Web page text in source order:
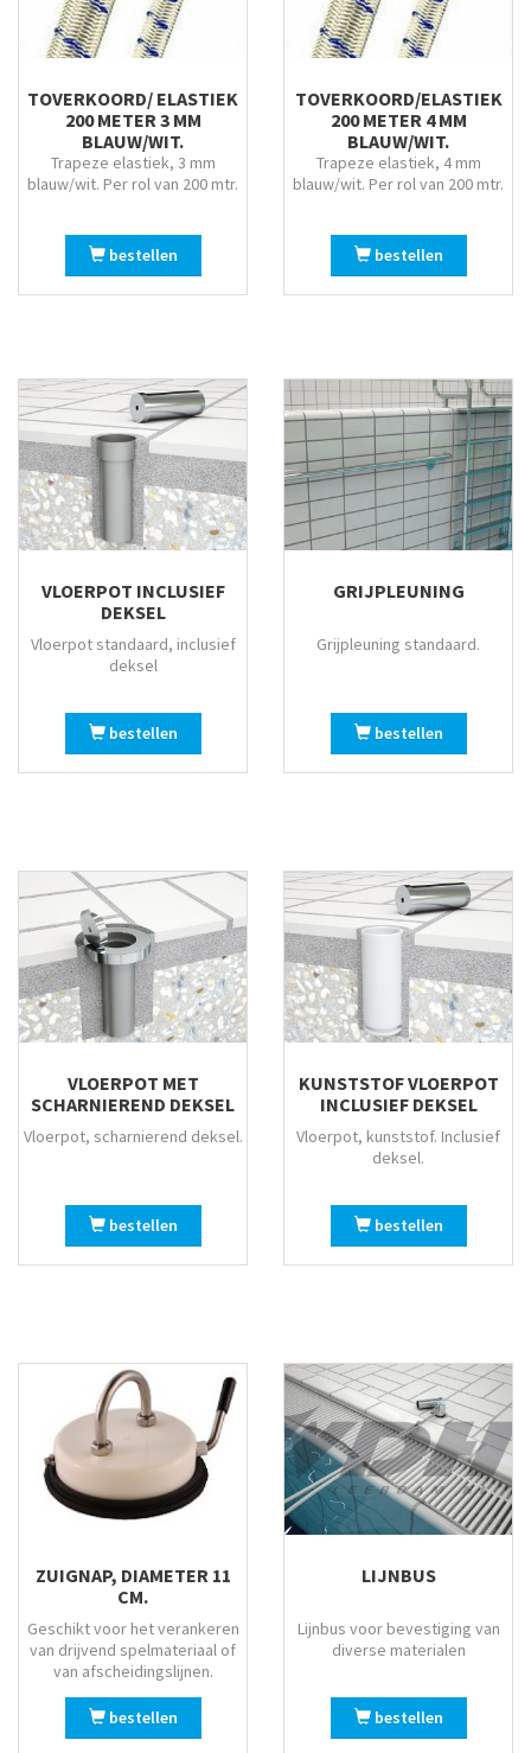
Wit/blauw
Wit/roze
Witte bank + Adriatic kussens
Witte bank + Ghiaccio
Witte bank + Grigio kussens
Zilver
Zwart
TOVERKOORD/ ELASTIEK
200 METER 3 MM
BLAUW/WIT.
Trapeze elastiek, 3 mm
blauw/wit. Per rol van 200 mtr.
bestellen
TOVERKOORD/ELASTIEK
200 METER 4 MM
BLAUW/WIT.
Trapeze elastiek, 4 mm
blauw/wit. Per rol van 200 mtr.
bestellen
VLOERPOT INCLUSIEF
DEKSEL
Vloerpot standaard, inclusief
deksel
bestellen
GRIJPLEUNING
Grijpleuning standaard.
bestellen
VLOERPOT MET
SCHARNIEREND DEKSEL
Vloerpot, scharnierend deksel.
bestellen
KUNSTSTOF VLOERPOT
INCLUSIEF DEKSEL
Vloerpot, kunststof. Inclusief
deksel.
bestellen
ZUIGNAP, DIAMETER 11
CM.
Geschikt voor het verankeren
van drijvend spelmateriaal of
van afscheidingslijnen.
bestellen
LIJNBUS
Lijnbus voor bevestiging van
diverse materialen
bestellen